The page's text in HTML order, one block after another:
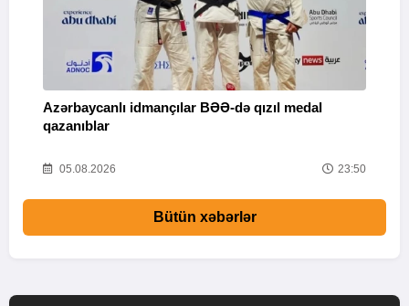
Azərbaycanlı idmançılar BƏƏ-də qızıl medal
qazanıblar
05.08.2026 23:50
Bütün xəbərlər